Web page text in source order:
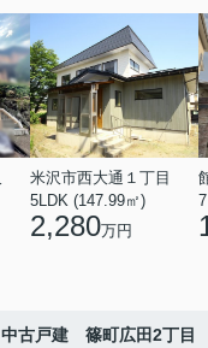
米沢市西大通１丁目
5LDK (147.99㎡)
2,280万円
中古戸建 篠町広田2丁目